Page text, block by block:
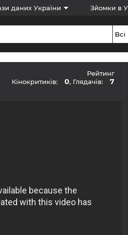
даних України Зйомки в
Рейтинг
Кінокритиків:
0, Глядачів: 7